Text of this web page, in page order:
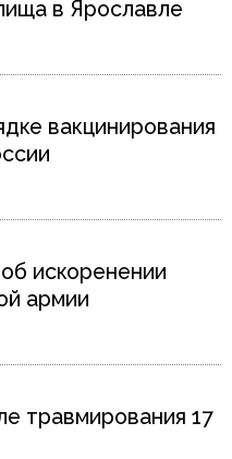
в Ярославле
вакцинирования
искоренении
армии
травмирования 17